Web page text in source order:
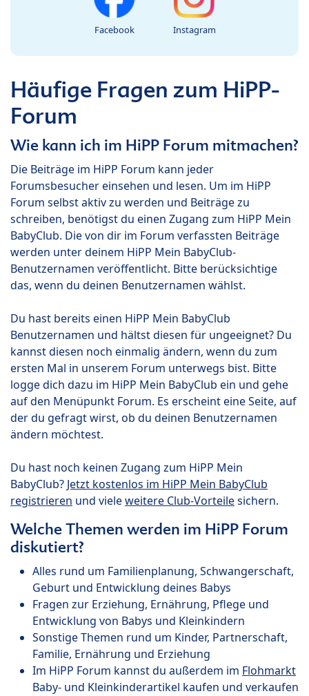
Facebook Instagram
Häufige Fragen zum HiPP-
Forum
Wie kann ich im HiPP Forum mitmachen?
Die Beiträge im HiPP Forum kann jeder
Forumsbesucher einsehen und lesen. Um im HiPP
Forum selbst aktiv zu werden und Beiträge zu
schreiben, benötigst du einen Zugang zum HiPP Mein
BabyClub. Die von dir im Forum verfassten Beiträge
werden unter deinem HiPP Mein BabyClub-
Benutzernamen veröffentlicht. Bitte berücksichtige
das, wenn du deinen Benutzernamen wählst.
Du hast bereits einen HiPP Mein BabyClub
Benutzernamen und hältst diesen für ungeeignet? Du
kannst diesen noch einmalig ändern, wenn du zum
ersten Mal in unserem Forum unterwegs bist. Bitte
logge dich dazu im HiPP Mein BabyClub ein und gehe
auf den Menüpunkt Forum. Es erscheint eine Seite, auf
der du gefragt wirst, ob du deinen Benutzernamen
ändern möchtest.
Du hast noch keinen Zugang zum HiPP Mein
BabyClub? Jetzt kostenlos im HiPP Mein BabyClub
registrieren und vieleweitere Club-Vorteilesichern.
Welche Themen werden im HiPP Forum
diskutiert?
Alles rund um Familienplanung, Schwangerschaft,
Geburt und Entwicklung deines Babys
Fragen zur Erziehung, Ernährung, Pflege und
Entwicklung von Babys und Kleinkindern
Sonstige Themen rund um Kinder, Partnerschaft,
Familie, Ernährung und Erziehung
Im HiPP Forum kannst du außerdem im Flohmarkt
Baby- und Kleinkinderartikel kaufen und verkaufen